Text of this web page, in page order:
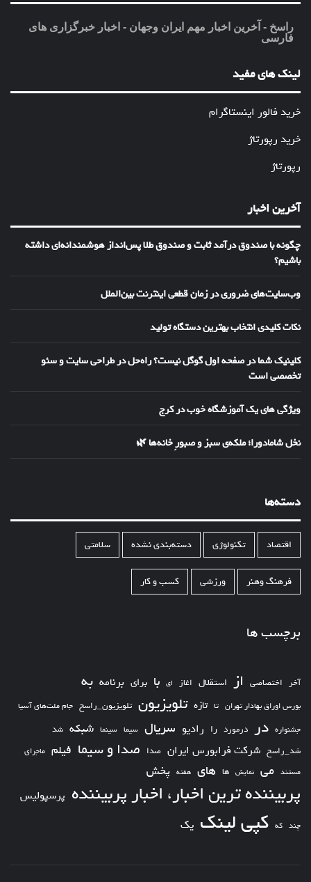
راسخ - آخرین اخبار مهم ایران وجهان - اخبار خبرگزاری های
فارسی
لینک های مفید
خرید فالور اینستاگرام
خرید رپورتاژ
رپورتاژ
آخرین اخبار
چگونه با صندوق درآمد ثابت و صندوق طلا پس‌انداز هوشمندانه‌ای داشته
باشیم؟
وب‌سایت‌های ضروری در زمان قطعی اینترنت بین‌الملل
نکات کلیدی انتخاب بهترین دستگاه تولید
کلینیک شما در صفحه اول گوگل نیست؟ راه‌حل در طراحی سایت و سئو
تخصصی است
ویژگی های یک آموزشگاه خوب در کرج
نخل شامادورا؛ ملکه‌ی سبز و صبورِ خانه‌ها 🌿
دسته‌ها
اقتصاد تکنولوژی دسته‌بندی نشده سلامتی
فرهنگ وهنر ورزشی کسب و کار
برچسب ها
آخر اختصاصی از استقلال اغاز ای با برای برنامه به
بورس اوراق بهادار تهران تا تازه تلویزیون تلویزیون_راسخ جام ملت‌های آسیا
جشنواره در درمورد را رادیو سریال سیما سینما شبکه شد
شد_راسخ شرکت فرابورس ایران صدا صدا و سیما فیلم ماجرای
مستند می نمایش ها های هفته پخش
پربیننده ترین اخبار، اخبار پربیننده پرسپولیس
چند که کپی لینک یک